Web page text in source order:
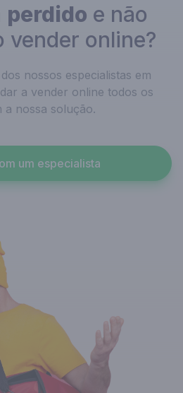
perdido e não
vender online?
nossos especialistas em
a vender online todos os
a nossa solução.
um especialista